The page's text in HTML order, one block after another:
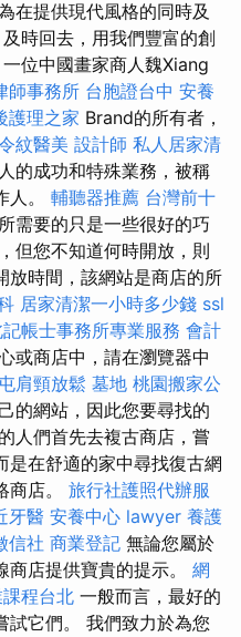
在提供現代風格的同時及
及時回去，用我們豐富的創
一位中國畫家商人魏Xiang
師事務所 台胞證台中 安養
護理之家 Brand的所有者，
紋醫美 設計師 私人居家清
的成功和特殊業務，被稱
人。 輔聽器推薦 台灣前十
需要的只是一些很好的巧
但您不知道何時開放，則
放時間，該網站是商店的所
居家清潔一小時多少錢 ssl
帳士事務所專業服務 會計
或商店中，請在瀏覽器中
肩頸放鬆 墓地 桃園搬家公
的網站，因此您要尋找的
人們首先去複古商店，嘗
是在舒適的家中尋找復古網
商店。 旅行社護照代辦服
牙醫 安養中心 lawyer 養護
信社 商業登記 無論您屬於
店提供寶貴的提示。 網
程台北 一般而言，最好的
試它們。 我們致力於為您